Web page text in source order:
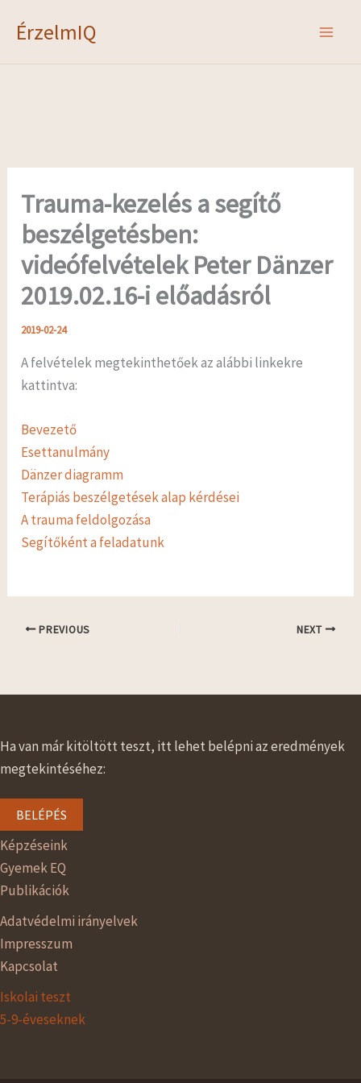
ÉrzelmIQ
Trauma-kezelés a segítő
beszélgetésben:
videófelvételek Peter Dänzer
2019.02.16-i előadásról
2019-02-24
A felvételek megtekinthetőek az alábbi linkekre
kattintva:
Bevezető
Esettanulmány
Dänzer diagramm
Terápiás beszélgetések alap kérdései
A trauma feldolgozása
Segítőként a feladatunk
PREVIOUS NEXT
Ha van már kitöltött teszt, itt lehet belépni az eredmények
megtekintéséhez:
BELÉPÉS
Képzéseink
Gyemek EQ
Publikációk
Adatvédelmi irányelvek
Impresszum
Kapcsolat
Iskolai teszt
5-9-éveseknek